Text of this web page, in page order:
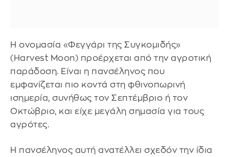
Η ονομασία «Φεγγάρι της Συγκομιδής»
(Harvest Moon) προέρχεται από την αγροτική
παράδοση. Είναι η πανσέληνος που
εμφανίζεται πιο κοντά στη φθινοπωρινή
ισημερία, συνήθως τον Σεπτέμβριο ή τον
Οκτώβριο, και είχε μεγάλη σημασία για τους
αγρότες.
Η πανσέληνος αυτή ανατέλλει σχεδόν την ίδια